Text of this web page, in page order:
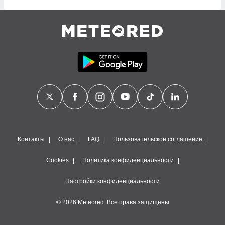
Контакты О нас FAQ Пользовательское соглашение
Cookies Политика конфиденциальности
Настройки конфиденциальности
© 2026 Meteored. Все права защищены